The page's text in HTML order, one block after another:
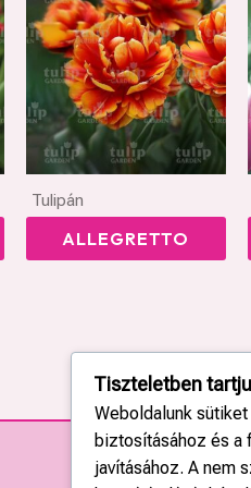
Tulipán
ALLEGRETTO
Tiszteletben
Weboldalunk
biztosításához és a
javításához. A nem